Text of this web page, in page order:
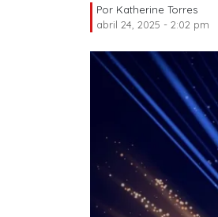
Por Katherine Torres
abril 24, 2025 - 2:02 pm